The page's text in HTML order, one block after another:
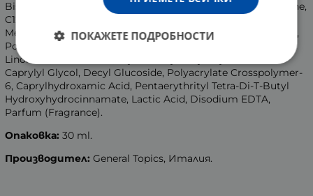
Bis-Benzotriazolyl Tetramethylbutylphenol, Dimethyl Sulfone,
C12-15 Alkyl Benzoate, Steareth-2, Bisethylhexyloxyphenol
Methoxyphenyl Triazine, Steareth-21, Phenylethyl Resorcinol,
Polymethylsilsesquioxane, Acetyl Glucosamine, Ethyl
Linoleate, Ferulic Acid, Glycerin, Hydroxyethylcellulose,
Caprylyl Glycol, Decyl Glucoside, Polyacrylate Crosspolymer-
6, Caprylhydroxamic Acid, Pentaerythrityl Tetra-Di-T-Butyl
Hydroxyhydrocinnamate, Lactic Acid, Disodium EDTA,
Parfum (Fragrance).
Опаковка: 30 ml.
Производител: General Topics, Италия.
ПОКАЖЕТЕ ПОДРОБНОСТИ